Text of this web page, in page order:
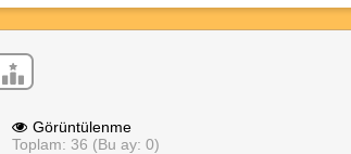
Görüntülenme
Toplam: 36 (Bu ay: 0)